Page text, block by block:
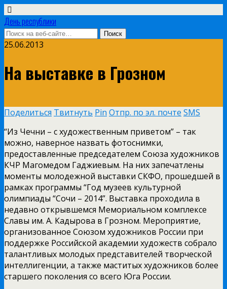
День республики
25.06.2013
На выставке в Грозном
Поделиться Твитнуть Pin Отпр. по эл. почте SMS
“Из Чечни – с художественным приветом” – так
можно, наверное назвать фотоснимки,
предоставленные председателем Союза художников
КЧР Магомедом Гаджиевым. На них запечатлены
моменты молодежной выставки СКФО, прошедшей в
рамках программы “Год музеев культурной
олимпиады “Сочи – 2014”. Выставка проходила в
недавно открывшемся Мемориальном комплексе
Славы им. А. Кадырова в Грозном. Мероприятие,
организованное Союзом художников России при
поддержке Российской академии художеств собрало
талантливых молодых представителей творческой
интеллигенции, а также маститых художников более
старшего поколения со всего Юга России.